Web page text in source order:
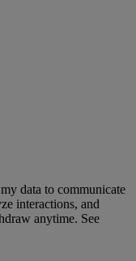
data to communicate
interactions, and
anytime. See